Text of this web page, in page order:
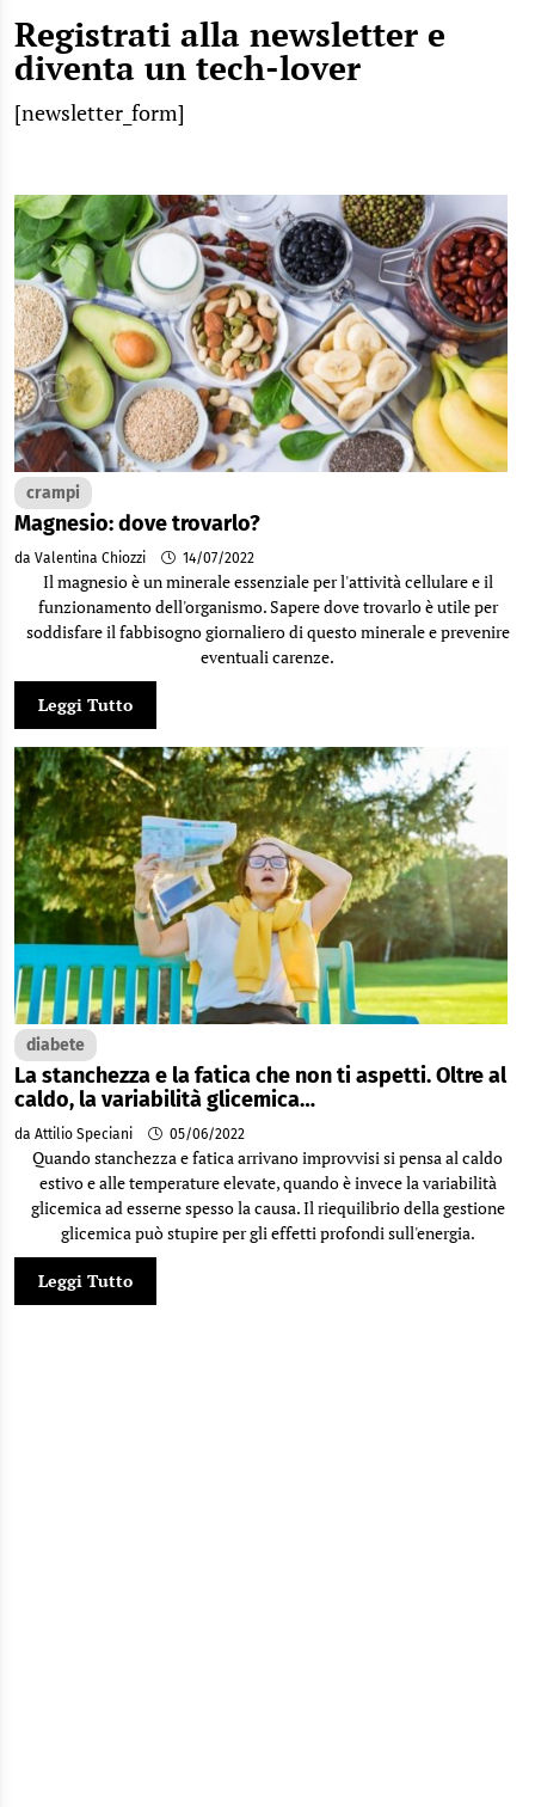
Registrati alla newsletter e
diventa un tech-lover
[newsletter_form]
crampi
Magnesio: dove trovarlo?
da Valentina Chiozzi 14/07/2022
Il magnesio è un minerale essenziale per l'attività cellulare e il
funzionamento dell'organismo. Sapere dove trovarlo è utile per
soddisfare il fabbisogno giornaliero di questo minerale e prevenire
eventuali carenze.
Leggi Tutto
diabete
La stanchezza e la fatica che non ti aspetti. Oltre al
caldo, la variabilità glicemica…
da Attilio Speciani 05/06/2022
Quando stanchezza e fatica arrivano improvvisi si pensa al caldo
estivo e alle temperature elevate, quando è invece la variabilità
glicemica ad esserne spesso la causa. Il riequilibrio della gestione
glicemica può stupire per gli effetti profondi sull'energia.
Leggi Tutto